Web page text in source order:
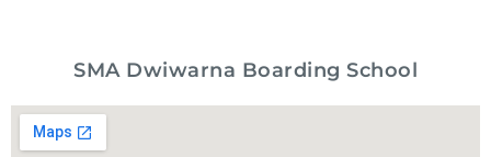
SMA Dwiwarna Boarding School